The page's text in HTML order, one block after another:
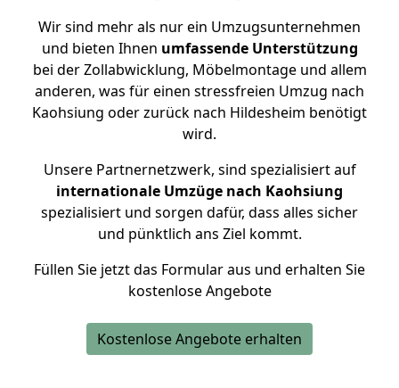
Wir sind mehr als nur ein Umzugsunternehmen
und bieten Ihnen umfassende Unterstützung
bei der Zollabwicklung, Möbelmontage und allem
anderen, was für einen stressfreien Umzug nach
Kaohsiung oder zurück nach Hildesheim benötigt
wird.
Unsere Partnernetzwerk, sind spezialisiert auf
internationale Umzüge nach Kaohsiung
spezialisiert und sorgen dafür, dass alles sicher
und pünktlich ans Ziel kommt.
Füllen Sie jetzt das Formular aus und erhalten Sie
kostenlose Angebote
Kostenlose Angebote erhalten